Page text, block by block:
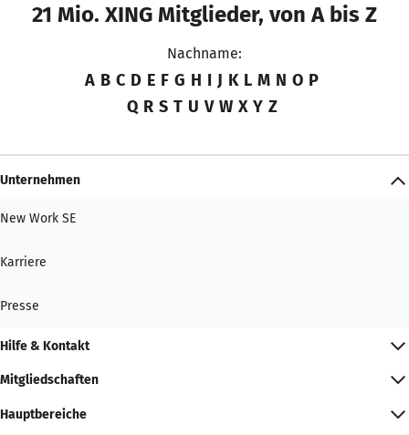
21 Mio. XING Mitglieder, von A bis Z
Nachname:
A B C D E F G H I J K L M N O P
Q R S T U V W X Y Z
Unternehmen
New Work SE
Karriere
Presse
Hilfe & Kontakt
Mitgliedschaften
Hauptbereiche